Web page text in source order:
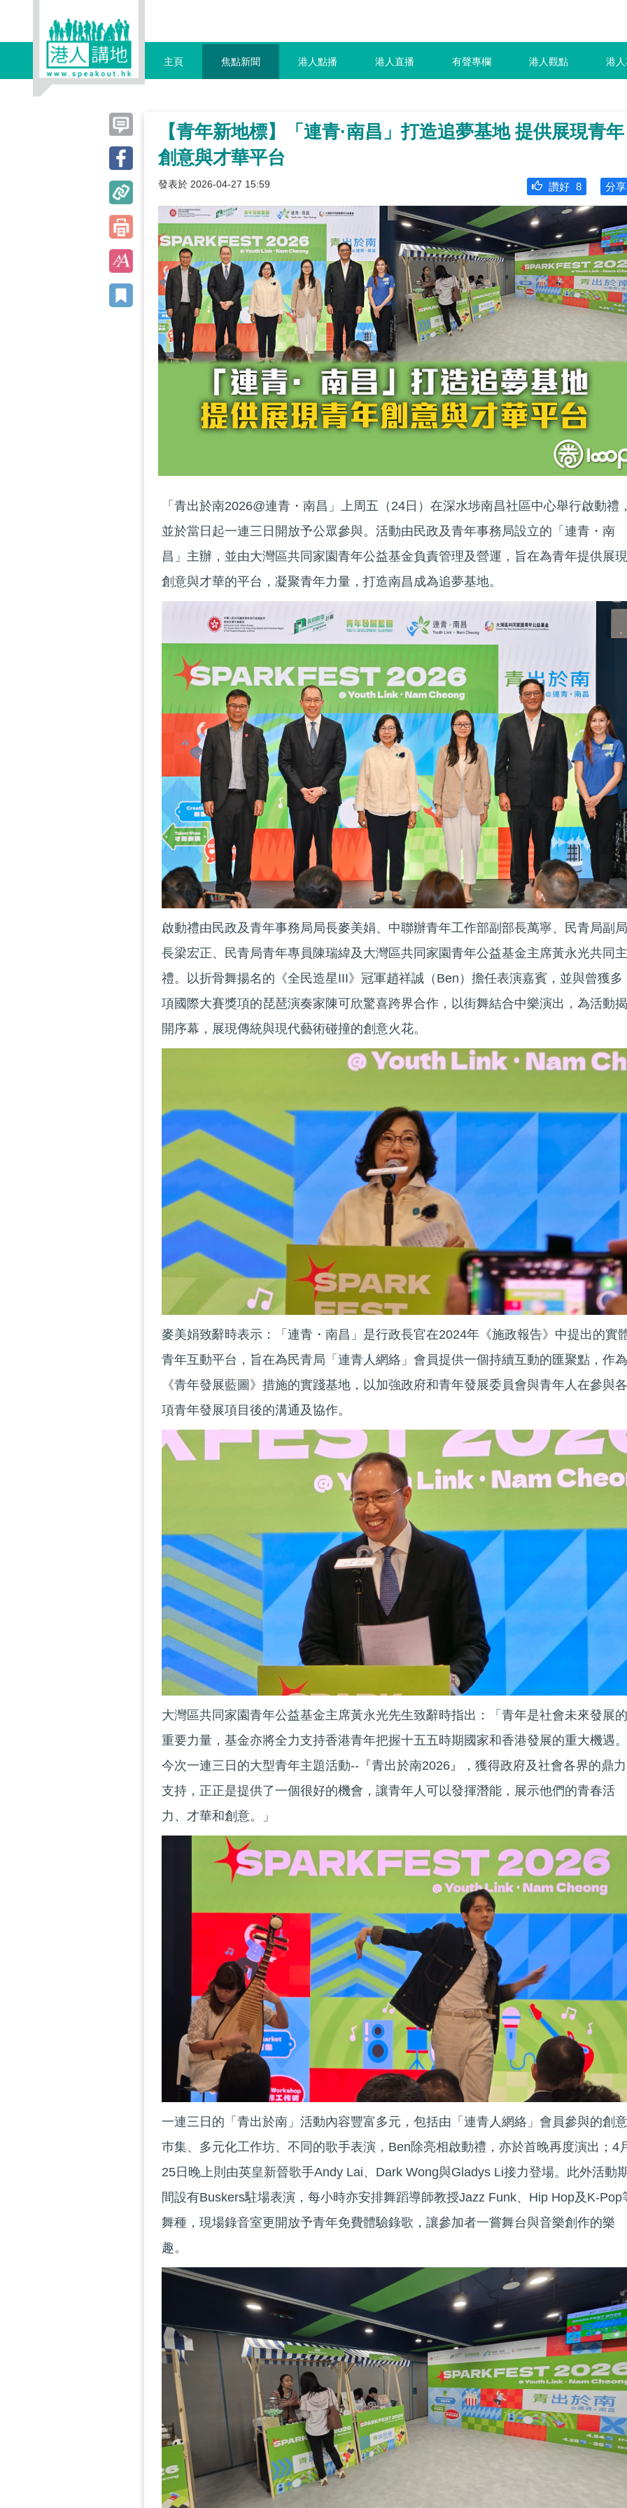
主頁 焦點新聞 港人點播 港人直播 有聲專欄 港人觀點 港
【青年新地標】「連青·南昌」打造追夢基地 提供展現青年
創意與才華平台
發表於 2026-04-27 15:59 分享
讚好 8
「青出於南2026@連青・南昌」上周五（24日）在深水埗南昌社區中心舉行啟動禮
並於當日起一連三日開放予公眾參與。活動由民政及青年事務局設立的「連青・南
昌」主辦，並由大灣區共同家園青年公益基金負責管理及營運，旨在為青年提供展現
創意與才華的平台，凝聚青年力量，打造南昌成為追夢基地。
啟動禮由民政及青年事務局局長麥美娟、中聯辦青年工作部副部長萬寧、民青局副局
長梁宏正、民青局青年專員陳瑞緯及大灣區共同家園青年公益基金主席黃永光共同主
禮。以折骨舞揚名的《全民造星III》冠軍趙祥誠（Ben）擔任表演嘉賓，並與曾獲多
項國際大賽獎項的琵琶演奏家陳可欣驚喜跨界合作，以街舞結合中樂演出，為活動揭
開序幕，展現傳統與現代藝術碰撞的創意火花。
麥美娟致辭時表示：「連青・南昌」是行政長官在2024年《施政報告》中提出的實
青年互動平台，旨在為民青局「連青人網絡」會員提供一個持續互動的匯聚點，作為
《青年發展藍圖》措施的實踐基地，以加強政府和青年發展委員會與青年人在參與各
項青年發展項目後的溝通及協作。
大灣區共同家園青年公益基金主席黃永光先生致辭時指出：「青年是社會未來發展的
重要力量，基金亦將全力支持香港青年把握十五五時期國家和香港發展的重大機遇。
今次一連三日的大型青年主題活動--『青出於南2026』，獲得政府及社會各界的鼎力
支持，正正是提供了一個很好的機會，讓青年人可以發揮潛能，展示他們的青春活
力、才華和創意。」
一連三日的「青出於南」活動內容豐富多元，包括由「連青人網絡」會員參與的創意
巿集、多元化工作坊、不同的歌手表演，Ben除亮相啟動禮，亦於首晚再度演出；4
25日晚上則由英皇新晉歌手Andy Lai、Dark Wong與Gladys Li接力登場。此外活動
間設有Buskers駐場表演，每小時亦安排舞蹈導師教授Jazz Funk、Hip Hop及K-Pop
舞種，現場錄音室更開放予青年免費體驗錄歌，讓參加者一嘗舞台與音樂創作的樂
趣。